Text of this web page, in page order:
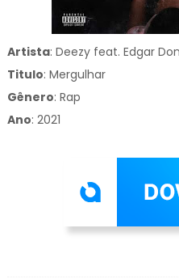
Artista: Deezy feat. Edgar
Titulo: Mergulhar
Gênero: Rap
Ano: 2021